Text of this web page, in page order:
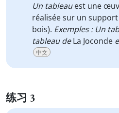
Un tableauest une
réalisée sur un
bois). Exemples : Un
tableau deLa Joconde
中文
练习 3